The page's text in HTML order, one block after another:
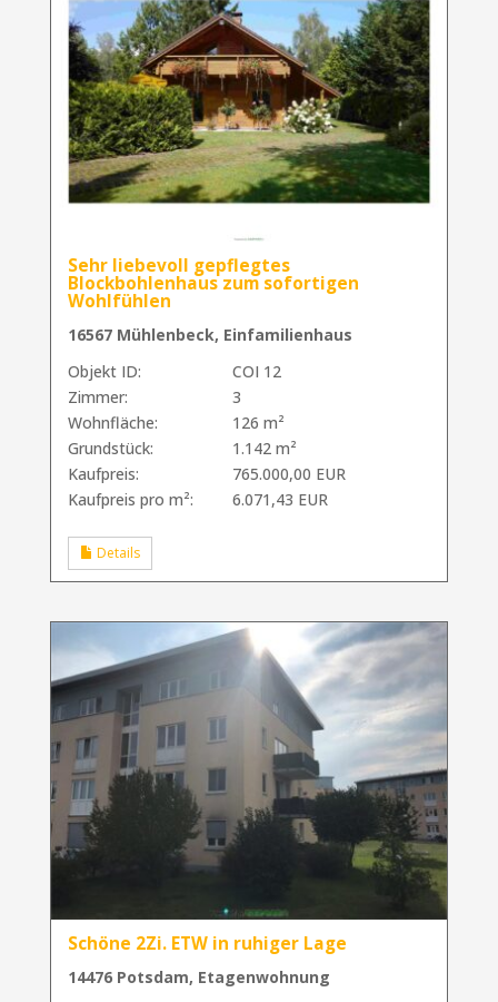
Sehr liebevoll gepflegtes
Blockbohlenhaus zum sofortigen
Wohlfühlen
16567 Mühlenbeck, Einfamilienhaus
Objekt ID:
COI 12
Zimmer:
3
Wohnfläche:
126 m²
Grundstück:
1.142 m²
Kaufpreis:
765.000,00 EUR
Kaufpreis pro m²:
6.071,43 EUR
Details
Schöne 2Zi. ETW in ruhiger Lage
14476 Potsdam, Etagenwohnung